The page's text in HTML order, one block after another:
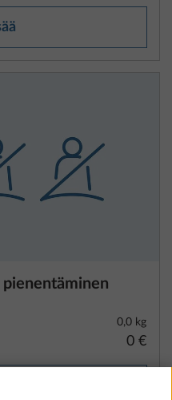
0,0 kg
0 €